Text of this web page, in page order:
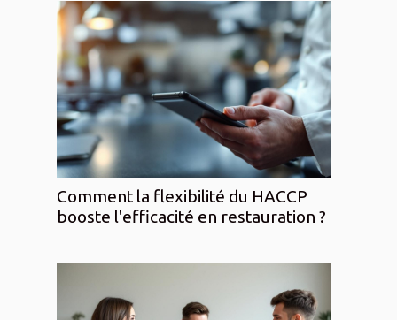
Comment la flexibilité du HACCP
booste l'efficacité en restauration ?